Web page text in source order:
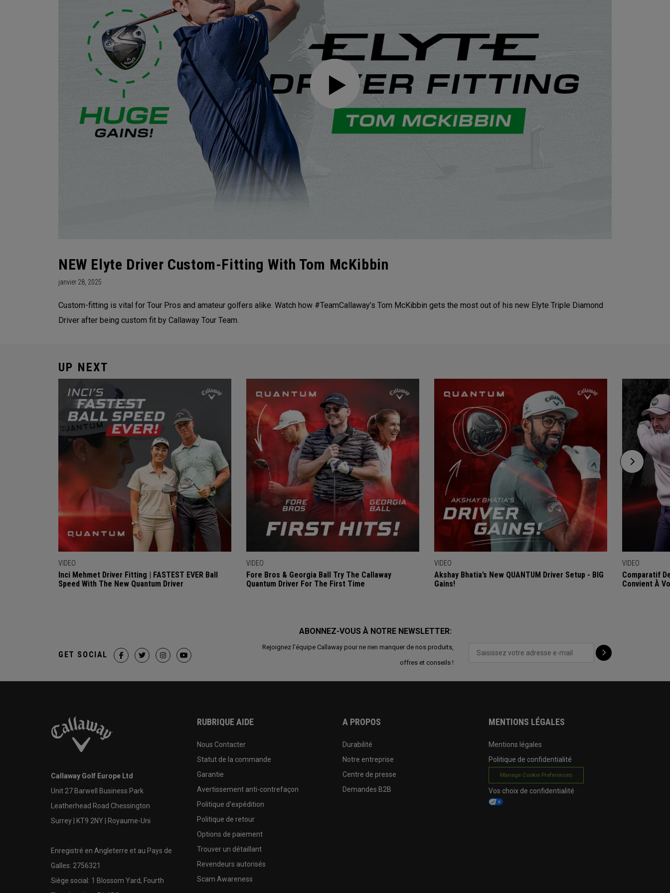
NEW Elyte Driver Custom-Fitting With Tom McKibbin
janvier 28, 2025
Custom-fitting is vital for Tour Pros and amateur golfers alike. Watch how #TeamCallaway’s Tom McKibbin gets the most out of his new Elyte Triple Diamond
Driver after being custom fit by Callaway Tour Team.
UP NEXT
VIDEO
Inci Mehmet Driver Fitting | FASTEST EVER Ball
Speed With The New Quantum Driver
VIDEO
Fore Bros & Georgia Ball Try The Callaway
Quantum Driver For The First Time
VIDEO
Akshay Bhatia’s New QUANTUM Driver Setup - BIG
Gains!
VIDEO
Comparatif
Convient À
ABONNEZ-VOUS À NOTRE NEWSLETTER:
Rejoignez l'équipe Callaway pour ne rien manquer de nos produits,
offres et conseils !
GET SOCIAL
Callaway Golf Europe Ltd
Unit 27 Barwell Business Park
Leatherhead Road Chessington
Surrey | KT9 2NY | Royaume-Uni
Enregistré en Angleterre et au Pays de
Galles: 2756321
Siège social: 1 Blossom Yard, Fourth
RUBRIQUE AIDE
Nous Contacter
Statut de la commande
Garantie
Avertissement anti-contrefaçon
Politique d'expédition
Politique de retour
Options de paiement
Trouver un détaillant
Revendeurs autorisés
Scam Awareness
A PROPOS
Durabilité
Notre entreprise
Centre de presse
Demandes B2B
MENTIONS LÉGALES
Mentions légales
Politique de confidentialité
Manage Cookie Preferences
Vos choix de confidentialité